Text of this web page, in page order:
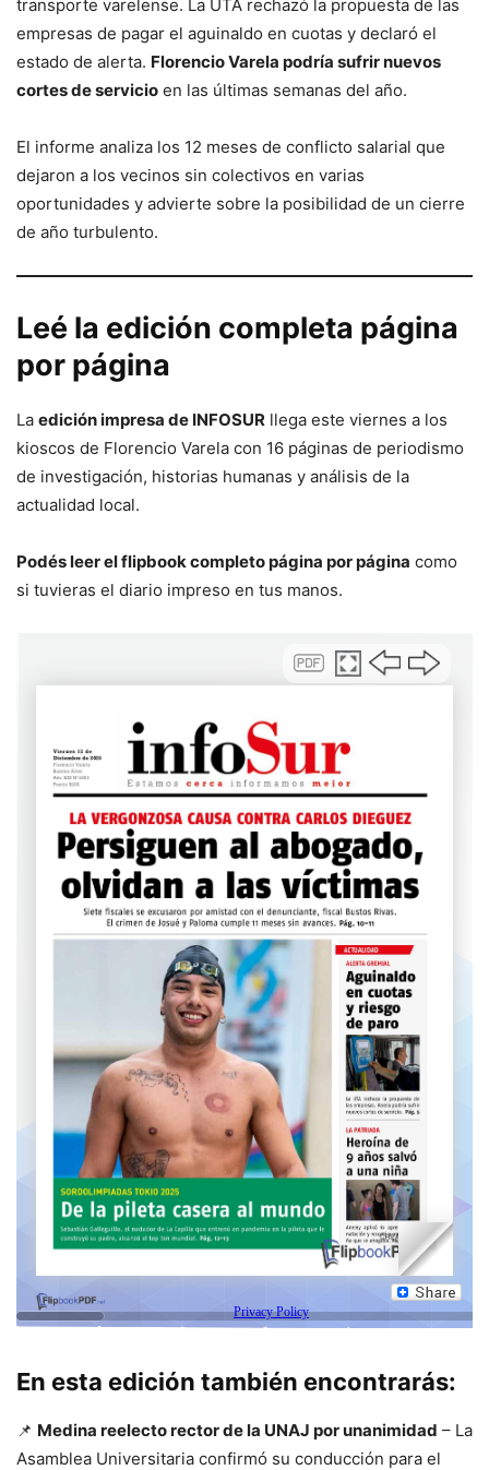
transporte varelense. La UTA rechazó la propuesta de las
empresas de pagar el aguinaldo en cuotas y declaró el
estado de alerta. Florencio Varela podría sufrir nuevos
cortes de servicio en las últimas semanas del año.
El informe analiza los 12 meses de conflicto salarial que
dejaron a los vecinos sin colectivos en varias
oportunidades y advierte sobre la posibilidad de un cierre
de año turbulento.
Leé la edición completa página
por página
La edición impresa de INFOSUR llega este viernes a los
kioscos de Florencio Varela con 16 páginas de periodismo
de investigación, historias humanas y análisis de la
actualidad local.
Podés leer el flipbook completo página por página como
si tuvieras el diario impreso en tus manos.
En esta edición también encontrarás:
📌 Medina reelecto rector de la UNAJ por unanimidad – La
Asamblea Universitaria confirmó su conducción para el